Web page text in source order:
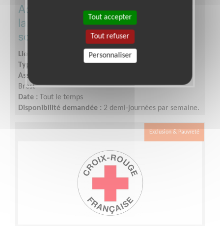
Accueil/ Orientation dans le cadre de
la future ouverture d'une épicerie
solidaire
Lieu :
Type :
Accueil, Information
Association :
Brest
Date : Tout le temps
Disponibilité demandée : 2 demi-journées par semaine.
Exclusion & Pauvreté
Tout accepter
Tout refuser
Personnaliser